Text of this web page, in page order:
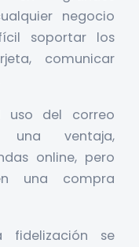
negocio
soportar los
comunicar
del correo
una ventaja,
online, pero
una compra
fidelización se